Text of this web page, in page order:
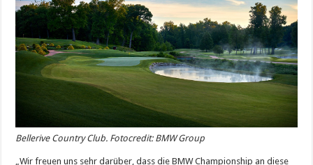
Bellerive Country Club. Fotocredit: BMW Group
„Wir freuen uns sehr darüber, dass die BMW Championship an diese